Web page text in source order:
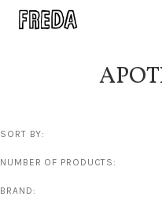
SORT BY:
NUMBER OF PRODUCTS:
BRAND: